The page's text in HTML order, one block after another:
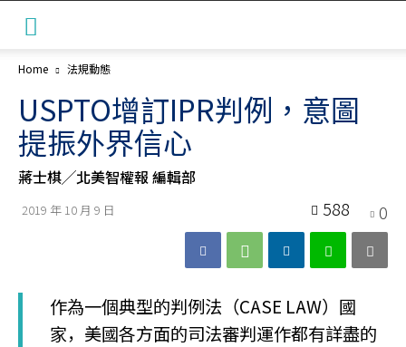
Home 法規動態
USPTO增訂IPR判例，意圖
提振外界信心
蔣士棋╱北美智權報 編輯部
2019 年 10 月 9 日 0
588
作為一個典型的判例法（CASE LAW）國
家，美國各方面的司法審判運作都有詳盡的